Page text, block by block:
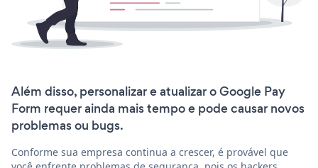
Além disso, personalizar e atualizar o Google Pay
Form requer ainda mais tempo e pode causar novos
problemas ou bugs.
Conforme sua empresa continua a crescer, é provável que